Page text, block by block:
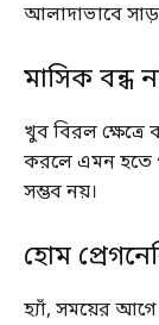
আলাদাভাবে
মাসিক বন্ধ
খুব বিরল ক্ষেত্রে
করলে এমন হতে
সম্ভব নয়।
হোম
হ্যাঁ, সময়ের আগে